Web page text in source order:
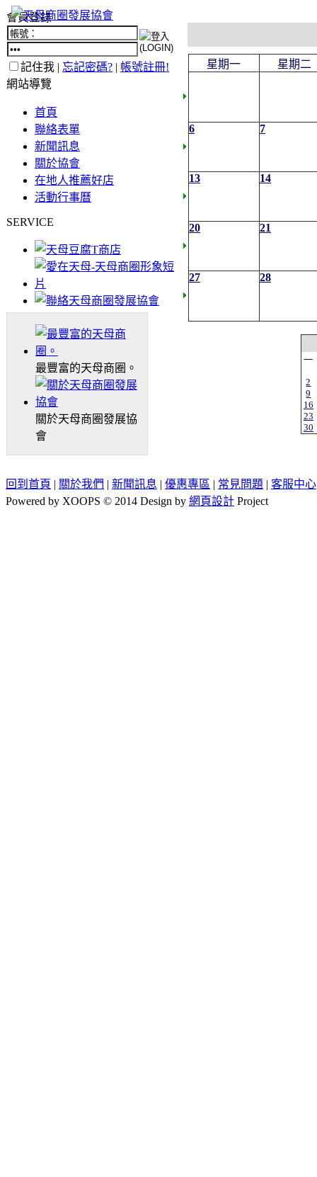
會員登錄
記住我 | 忘記密碼? | 帳號註冊!
網站導覽
首頁
聯絡表單
新聞訊息
關於協會
在地人推薦好店
活動行事曆
SERVICE
最豐富的天母商圈。
關於天母商圈發展協
會
星期一 星期二
6 7
13 14
20 21
27 28
一
2
9
16
23
30
回到首頁 | 關於我們 | 新聞訊息 | 優惠專區 | 常見問題 | 客服中心
Powered by XOOPS © 2014 Design by 網頁設計 Project